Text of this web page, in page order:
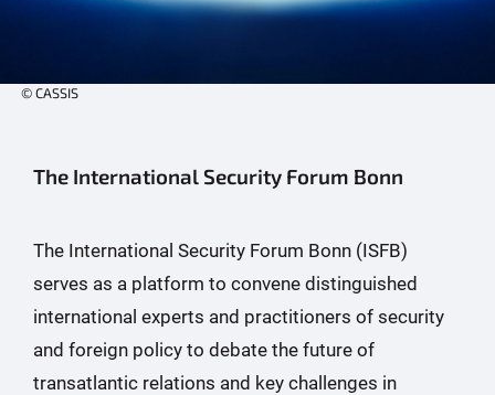
© CASSIS
The International Security Forum Bonn
The International Security Forum Bonn (ISFB)
serves as a platform to convene distinguished
international experts and practitioners of security
and foreign policy to debate the future of
transatlantic relations and key challenges in